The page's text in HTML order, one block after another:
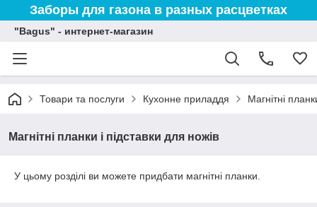
Заборы для газона в разных расцветках
"Bagus" - интернет-магазин
Товари та послуги Кухонне приладдя Магнітні
Магнітні планки і підставки для ножів
У цьому розділі ви можете придбати магнітні планки.